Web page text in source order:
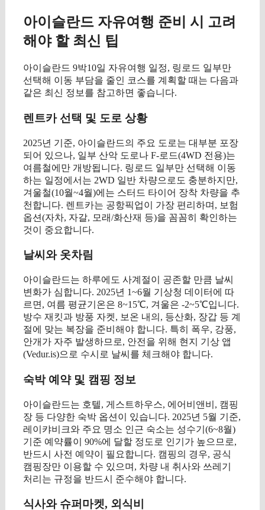
아이슬란드 자유여행 준비 시 고려
해야 할 최신 팁
아이슬란드 9박10일 자유여행 일정, 링로드 일부만
선택해 이동 부담을 줄인 코스를 계획할 때는 다음과
같은 최신 정보를 참고하면 좋습니다.
렌트카 선택 및 도로 상황
2025년 기준, 아이슬란드의 주요 도로는 대부분 포장
되어 있으나, 일부 산악 도로나 F-로드(4WD 전용)는
여름철에만 개방됩니다. 링로드 일부만 선택해 이동
하는 일정에서는 2WD 일반 차량으로도 충분하지만,
겨울철(10월~4월)에는 스터드 타이어 장착 차량을 추
천합니다. 렌트카는 공항픽업이 가장 편리하며, 보험
옵션(자차, 자갈, 모래/화산재 등)을 꼼꼼히 확인하는
것이 중요합니다.
날씨와 옷차림
아이슬란드는 하루에도 사계절이 공존할 만큼 날씨
변화가 심합니다. 2025년 1~6월 기상청 데이터에 따
르면, 여름 평균기온은 8~15℃, 겨울은 -2~5℃입니다.
방수 재킷과 방풍 자켓, 보온 내의, 등산화, 장갑 등 계
절에 맞는 복장을 준비해야 합니다. 특히 폭우, 강풍,
안개가 자주 발생하므로, 안전을 위해 현지 기상 앱
(Vedur.is)으로 수시로 날씨를 체크해야 합니다.
숙박 예약 및 캠핑 정보
아이슬란드는 호텔, 게스트하우스, 에어비앤비, 캠핑
장 등 다양한 숙박 옵션이 있습니다. 2025년 5월 기준,
레이캬비크와 주요 명소 인근 숙소는 성수기(6~8월)
기준 예약률이 90%에 달할 정도로 인기가 높으므로,
반드시 사전 예약이 필요합니다. 캠핑의 경우, 공식
캠핑장만 이용할 수 있으며, 차량 내 취사와 쓰레기
처리는 규정을 반드시 준수해야 합니다.
식사와 슈퍼마켓, 외식비